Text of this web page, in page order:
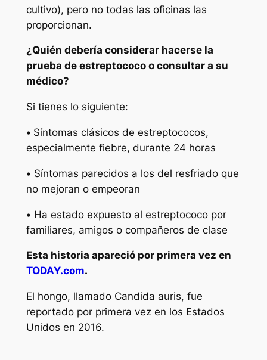
cultivo), pero no todas las oficinas las
proporcionan.
¿Quién debería considerar hacerse la
prueba de estreptococo o consultar a su
médico?
Si tienes lo siguiente:
• Síntomas clásicos de estreptococos,
especialmente fiebre, durante 24 horas
• Síntomas parecidos a los del resfriado que
no mejoran o empeoran
• Ha estado expuesto al estreptococo por
familiares, amigos o compañeros de clase
Esta historia apareció por primera vez en
TODAY.com.
El hongo, llamado Candida auris, fue
reportado por primera vez en los Estados
Unidos en 2016.